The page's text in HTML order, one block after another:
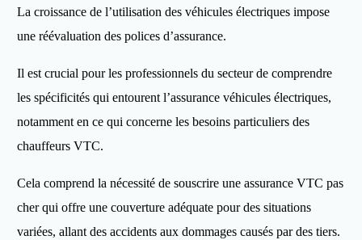
La croissance de l’utilisation des véhicules électriques impose
une réévaluation des polices d’assurance.
Il est crucial pour les professionnels du secteur de comprendre
les spécificités qui entourent l’assurance véhicules électriques,
notamment en ce qui concerne les besoins particuliers des
chauffeurs VTC.
Cela comprend la nécessité de souscrire une assurance VTC pas
cher qui offre une couverture adéquate pour des situations
variées, allant des accidents aux dommages causés par des tiers.